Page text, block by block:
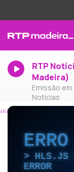
RTP
Madeira)
Emissão
Notícias
HLS.JS
ERROR